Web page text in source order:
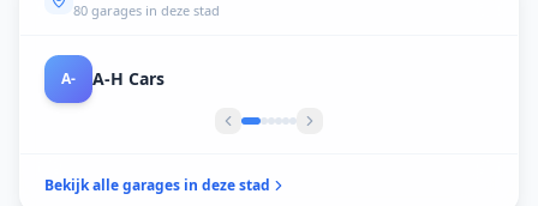
80 garages in deze stad
A- A-H Cars
Bekijk alle garages in deze stad